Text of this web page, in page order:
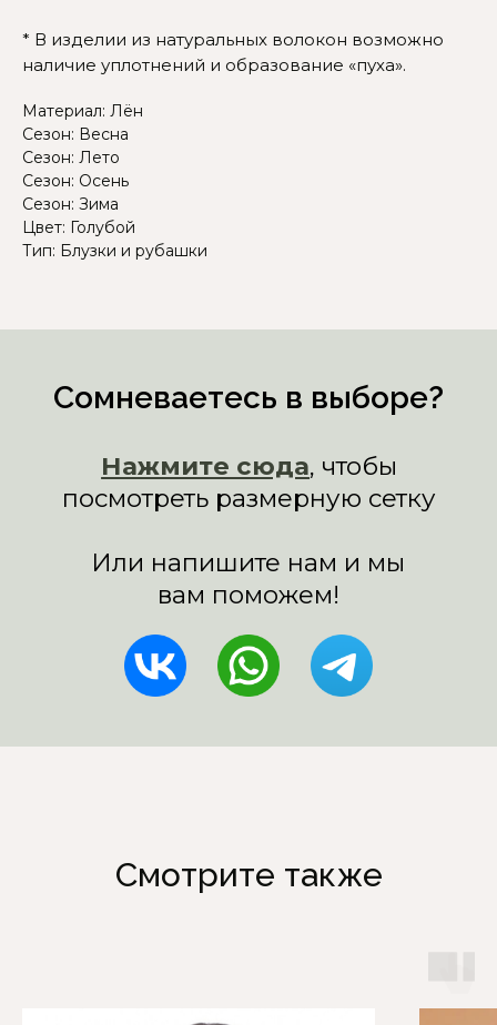
* В изделии из натуральных волокон возможно
наличие уплотнений и образование «пуха».
Материал: Лён
Сезон: Весна
Сезон: Лето
Сезон: Осень
Сезон: Зима
Цвет: Голубой
Тип: Блузки и рубашки
Смотрите также